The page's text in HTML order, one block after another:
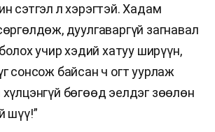
сэтгэл л хэрэгтэй. Хадам
дуулгаваргүй загнавал
учир хэдий хатуу ширүүн,
сонсож байсан ч огт уурлаж
бөгөөд эелдэг зөөлөн
шүү!”